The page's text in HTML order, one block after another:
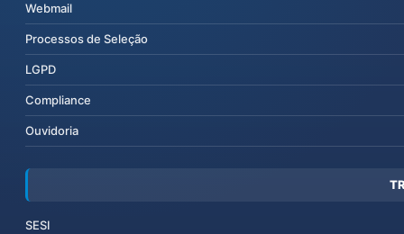
Webmail
Processos de Seleção
LGPD
Compliance
Ouvidoria
SESI